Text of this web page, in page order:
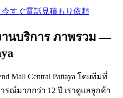
今すぐ電話見積もり依頼
นบริการ ภาพรวม —
Mall Central Pattaya โดยทีมที่
ณ์มากกว่า 12 ปี เราดูแลลูกค้า